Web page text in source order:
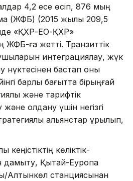
4,2 есе өсіп, 876 мың
(ЖФБ) (2015 жылы 209,5
«ҚХР-ЕО-ҚХР»
ЖФБ-ға жетті. Транзиттік
интеграциялау, жүк
нүктесінен бастап оны
барлық бағытта бірыңғай
және тарифтік
қолдану үшін негізгі
альянстар құрылып,
кеңістіктің көліктік-
дамыту, Қытай-Еуропа
Алтынкөл станциясынан